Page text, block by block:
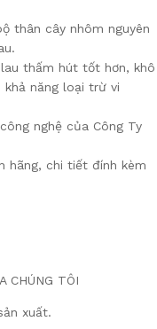
thân cây nhôm nguyên
thấm hút tốt hơn, khô
khả năng loại trừ vi
nghệ của Công Ty
hãng, chi tiết đính kèm
CHÚNG TÔI
xuất.